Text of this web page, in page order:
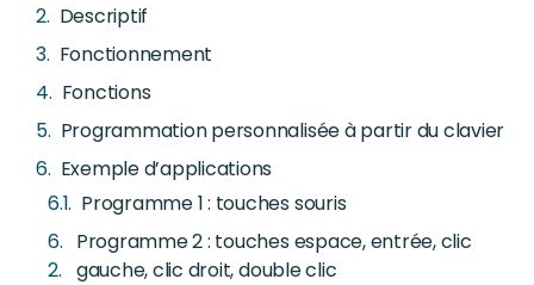
Descriptif
Fonctionnement
Fonctions
Programmation personnalisée à partir du clavier
Exemple d’applications
Programme 1 : touches souris
Programme 2 : touches espace, entrée, clic
gauche, clic droit, double clic